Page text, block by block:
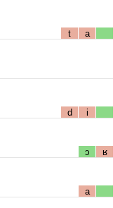
t a
d i
ɔ ʁ
a